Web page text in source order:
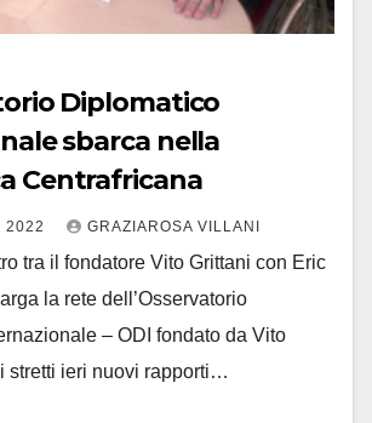
Diplomatico
sbarca nella
Centrafricana
2022 GRAZIAROSA VILLANI
tra il fondatore Vito Grittani con Eric
la rete dell’Osservatorio
– ODI fondato da Vito
stretti ieri nuovi rapporti…